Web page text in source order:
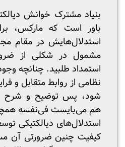
بنیاد مشترک خوانش
باور است که مارکس،
استدلال‌هایش در مقام
مشمول در شکلی از
استمداد طلبید. چنانچه
نظامی از روابط متقابل و
شود، پس توضیح و شرح
هم می‌بایست فی‌نفسه
استدلال‌های دیالکتیکی
کیفیت چنین ضرورتی آن